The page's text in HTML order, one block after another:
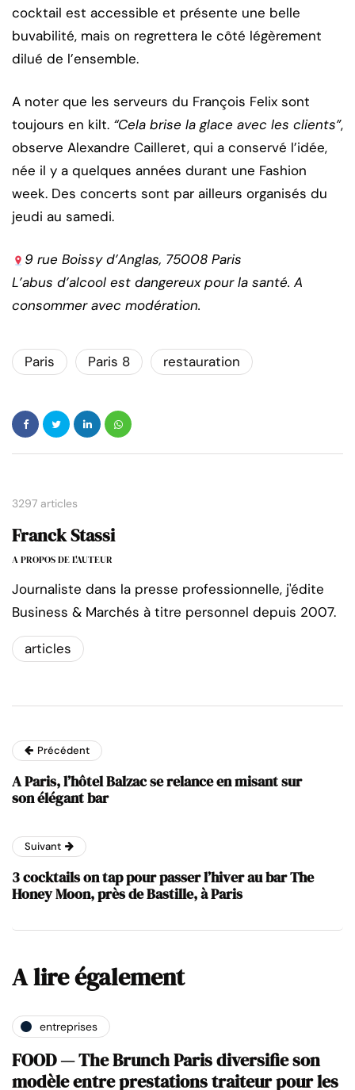
cocktail est accessible et présente une belle
buvabilité, mais on regrettera le côté légèrement
dilué de l’ensemble.
A noter que les serveurs du François Felix sont
toujours en kilt. “Cela brise la glace avec les clients”,
observe Alexandre Cailleret, qui a conservé l’idée,
née il y a quelques années durant une Fashion
week. Des concerts sont par ailleurs organisés du
jeudi au samedi.
9 rue Boissy d’Anglas, 75008 Paris
L’abus d’alcool est dangereux pour la santé. A
consommer avec modération.
Paris Paris 8 restauration
3297 articles
Franck Stassi
A PROPOS DE L'AUTEUR
Journaliste dans la presse professionnelle, j'édite
Business & Marchés à titre personnel depuis 2007.
articles
Précédent
A Paris, l’hôtel Balzac se relance en misant sur
son élégant bar
Suivant
3 cocktails on tap pour passer l’hiver au bar The
Honey Moon, près de Bastille, à Paris
A lire également
entreprises
FOOD — The Brunch Paris diversifie son
modèle entre prestations traiteur pour les